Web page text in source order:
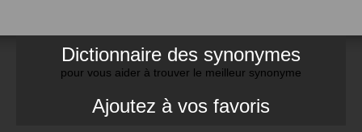
Dictionnaire des synonymes
pour vous aider à trouver le meilleur synonyme
Ajoutez à vos favoris